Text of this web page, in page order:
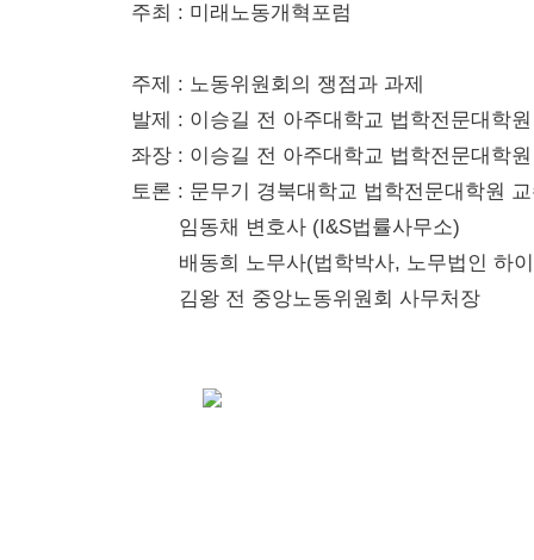
주최 : 미래노동개혁포럼
주제 : 노동위원회의 쟁점과 과제
발제 : 이승길 전 아주대학교 법학전문대학
좌장 : 이승길 전 아주대학교 법학전문대학
토론 : 문무기 경북대학교 법학전문대학원
임동채 변호사 (I&S법률사무소)
배동희 노무사(법학박사, 노무법인 하
김왕 전 중앙노동위원회 사무처장